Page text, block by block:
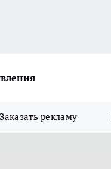
Заказать рекламу